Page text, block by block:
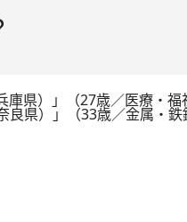
県）」（27歳／医療・福
県）」（33歳／金属・鉄